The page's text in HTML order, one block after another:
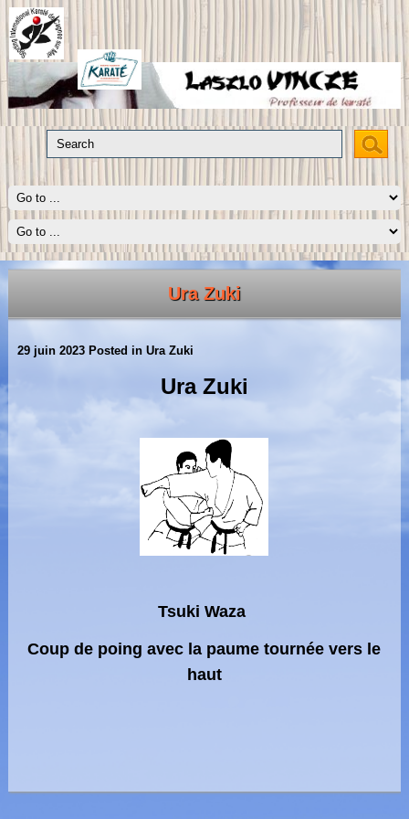
Ura Zuki
29 juin 2023Posted in Ura Zuki
Ura Zuki
Tsuki Waza
Coup de poing avec la paume tournée vers le
haut